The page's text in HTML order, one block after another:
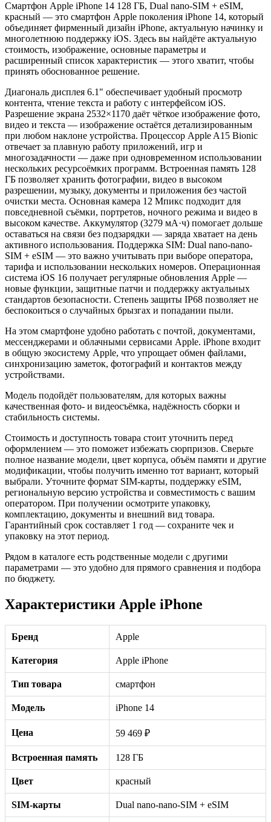
Смартфон Apple iPhone 14 128 ГБ, Dual nano-SIM + eSIM,
красный — это смартфон Apple поколения iPhone 14, который
объединяет фирменный дизайн iPhone, актуальную начинку и
многолетнюю поддержку iOS. Здесь вы найдёте актуальную
стоимость, изображение, основные параметры и
расширенный список характеристик — этого хватит, чтобы
принять обоснованное решение.
Диагональ дисплея 6.1" обеспечивает удобный просмотр
контента, чтение текста и работу с интерфейсом iOS.
Разрешение экрана 2532×1170 даёт чёткое изображение фото,
видео и текста — изображение остаётся детализированным
при любом наклоне устройства. Процессор Apple A15 Bionic
отвечает за плавную работу приложений, игр и
многозадачности — даже при одновременном использовании
нескольких ресурсоёмких программ. Встроенная память 128
ГБ позволяет хранить фотографии, видео в высоком
разрешении, музыку, документы и приложения без частой
очистки места. Основная камера 12 Мпикс подходит для
повседневной съёмки, портретов, ночного режима и видео в
высоком качестве. Аккумулятор (3279 мА·ч) помогает дольше
оставаться на связи без подзарядки — заряда хватает на день
активного использования. Поддержка SIM: Dual nano-nano-
SIM + eSIM — это важно учитывать при выборе оператора,
тарифа и использовании нескольких номеров. Операционная
система iOS 16 получает регулярные обновления Apple —
новые функции, защитные патчи и поддержку актуальных
стандартов безопасности. Степень защиты IP68 позволяет не
беспокоиться о случайных брызгах и попадании пыли.
На этом смартфоне удобно работать с почтой, документами,
мессенджерами и облачными сервисами Apple. iPhone входит
в общую экосистему Apple, что упрощает обмен файлами,
синхронизацию заметок, фотографий и контактов между
устройствами.
Модель подойдёт пользователям, для которых важны
качественная фото- и видеосъёмка, надёжность сборки и
стабильность системы.
Стоимость и доступность товара стоит уточнить перед
оформлением — это поможет избежать сюрпризов. Сверьте
полное название модели, цвет корпуса, объём памяти и другие
модификации, чтобы получить именно тот вариант, который
выбрали. Уточните формат SIM-карты, поддержку eSIM,
региональную версию устройства и совместимость с вашим
оператором. При получении осмотрите упаковку,
комплектацию, документы и внешний вид товара.
Гарантийный срок составляет 1 год — сохраните чек и
упаковку на этот период.
Рядом в каталоге есть родственные модели с другими
параметрами — это удобно для прямого сравнения и подбора
по бюджету.
Характеристики Apple iPhone
Бренд Apple
Категория Apple iPhone
Тип товара смартфон
Модель iPhone 14
Цена 59 469 ₽
Встроенная память 128 ГБ
Цвет красный
SIM-карты Dual nano-nano-SIM + eSIM